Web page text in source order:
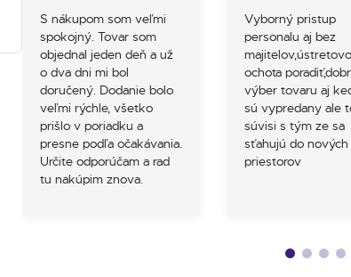
S nákupom som veľmi
spokojný. Tovar som
objednal jeden deň a už
o dva dni mi bol
doručený. Dodanie bolo
veľmi rýchle, všetko
prišlo v poriadku a
presne podľa očakávania.
Určite odporúčam a rad
tu nakúpim znova.
Vyborný pristup
personalu aj bez
ochota
výber tovaru aj
sú vypredany ale
súvisi s tým ze sa
sťahujú do nových
priestorov